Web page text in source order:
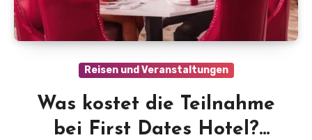
Reisen und Veranstaltungen
Was kostet die Teilnahme
bei First Dates Hotel?